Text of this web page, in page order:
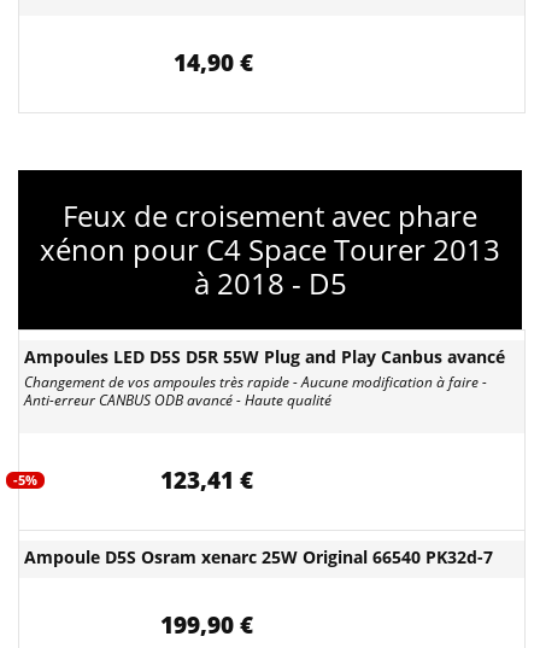
14,90 €
Feux de croisement avec phare
xénon pour C4 Space Tourer 2013
à 2018 - D5
Ampoules LED D5S D5R 55W Plug and Play Canbus avancé
Changement de vos ampoules très rapide - Aucune modification à faire -
Anti-erreur CANBUS ODB avancé - Haute qualité
-5% 123,41 €
Ampoule D5S Osram xenarc 25W Original 66540 PK32d-7
199,90 €